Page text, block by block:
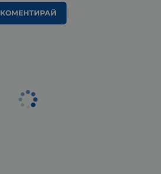
КОМЕНТИРАЙ